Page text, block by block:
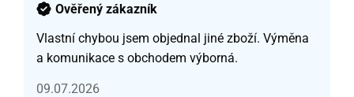
Ověřený zákazník
Vlastní chybou jsem objednal jiné zboží. Výměna
a komunikace s obchodem výborná.
09.07.2026